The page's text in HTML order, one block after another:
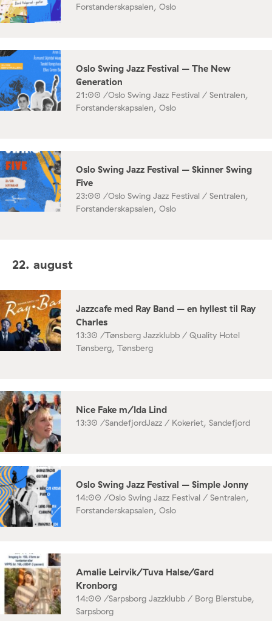
Forstanderskapsalen, Oslo
Oslo Swing Jazz Festival – The New
Generation
21:00 /Oslo Swing Jazz Festival / Sentralen,
Forstanderskapsalen, Oslo
Oslo Swing Jazz Festival – Skinner Swing
Five
23:00 /Oslo Swing Jazz Festival / Sentralen,
Forstanderskapsalen, Oslo
22. august
Jazzcafe med Ray Band – en hyllest til Ray
Charles
13:30 /Tønsberg Jazzklubb / Quality Hotel
Tønsberg, Tønsberg
Nice Fake m/Ida Lind
13:30 /SandefjordJazz / Kokeriet, Sandefjord
Oslo Swing Jazz Festival – Simple Jonny
14:00 /Oslo Swing Jazz Festival / Sentralen,
Forstanderskapsalen, Oslo
Amalie Leirvik/Tuva Halse/Gard
Kronborg
14:00 /Sarpsborg Jazzklubb / Borg Bierstube,
Sarpsborg